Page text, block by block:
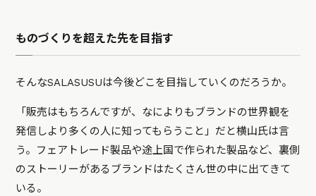
ものづくりを超えた先を目指す
そんなSALASUSUは今後どこを目指していくのだろうか。
「販売はもちろんですが、なによりもブランドの世界観を
発信しより多くの人に知ってもらうこと」だと横山氏は言
う。フェアトレード製品や途上国で作られた製品など、裏側
のストーリーがあるブランドはたくさん世の中に出てきて
いる。